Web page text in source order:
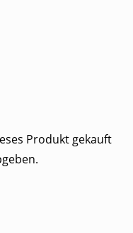
Produkt gekauft